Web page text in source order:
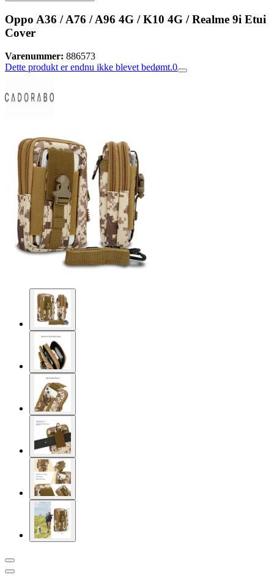
Oppo A36 / A76 / A96 4G / K10 4G / Realme 9i Etui
Cover
Varenummer: 886573
Dette produkt er endnu ikke blevet bedømt.0